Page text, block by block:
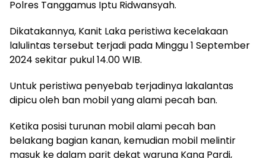
Polres Tanggamus Iptu Ridwansyah.
Dikatakannya, Kanit Laka peristiwa kecelakaan
lalulintas tersebut terjadi pada Minggu 1 September
2024 sekitar pukul 14.00 WIB.
Untuk peristiwa penyebab terjadinya lakalantas
dipicu oleh ban mobil yang alami pecah ban.
Ketika posisi turunan mobil alami pecah ban
belakang bagian kanan, kemudian mobil melintir
masuk ke dalam parit dekat warung Kang Pardi,